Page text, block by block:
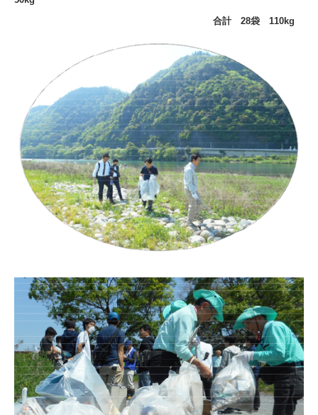
合計 28袋 110kg